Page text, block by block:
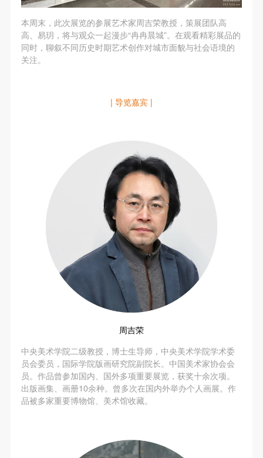
本周末，此次展览的参展艺术家周吉荣教授，策展团队高
高、易玥，将与观众一起漫步“冉冉晨城”。在观看精彩展品的
同时，聊叙不同历史时期艺术创作对城市面貌与社会语境的
关注。
| 导览嘉宾 |
周吉荣
中央美术学院二级教授，博士生导师，中央美术学院学术委
员会委员，国际学院版画研究院副院长。中国美术家协会会
员。作品曾参加国内、国外多项重要展览，获奖十余次项。
出版画集、画册10余种。曾多次在国内外举办个人画展。作
品被多家重要博物馆、美术馆收藏。
方）的权利义务关系，经双方友好协商，甲乙双方就
带有甲方肖像的作品的使用达成如下一致协议：
一、 一般约定
（1）、甲方为本协议中的肖像权人，自愿将自己的
（2）、乙方中央美术学院美术馆是一所具有标志
院美术馆与时代同行，努力塑造一个开放、自由、学
术的空间氛围，竭诚与各单位、企业、机构、艺术家
和观众进行良好互动。以学院的学术研究为基础，积
极策划国际、国内多视角、多领域的展览、论坛及公
共教育活动，为美院师生、中外艺术家以及社会公众
提供一个交流、学习、展示的平台。作为一家公益性
单位，其开展的公共教育活动以学术性和公益性为
（3）、乙方为甲方拍摄中央美术学院公共教育部所
有公教活动。
二、拍摄内容、使用形式、使用地域范围
容包括：①中央美术学院美术馆②中央美术学院校园
内○3由中央美术学院公共教育部策划或执行的一切活
动。
（2）、使用形式 用于中央美术学院图书出版、销售
附带光盘及宣传资料。
适用地域范围包括国内和国外。
使用肖像的媒介限于不损害甲方肖像权的任何媒介
方）的权利义务关系，经双方友好协商，甲乙双方就
带有甲方肖像的作品的使用达成如下一致协议：
一、 一般约定
（1）、甲方为本协议中的肖像权人，自愿将自己的
（2）、乙方中央美术学院美术馆是一所具有标志
院美术馆与时代同行，努力塑造一个开放、自由、学
术的空间氛围，竭诚与各单位、企业、机构、艺术家
和观众进行良好互动。以学院的学术研究为基础，积
极策划国际、国内多视角、多领域的展览、论坛及公
共教育活动，为美院师生、中外艺术家以及社会公众
提供一个交流、学习、展示的平台。作为一家公益性
单位，其开展的公共教育活动以学术性和公益性为
（3）、乙方为甲方拍摄中央美术学院公共教育部所
有公教活动。
二、拍摄内容、使用形式、使用地域范围
容包括：①中央美术学院美术馆②中央美术学院校园
内○3由中央美术学院公共教育部策划或执行的一切活
动。
（2）、使用形式 用于中央美术学院图书出版、销售
附带光盘及宣传资料。
适用地域范围包括国内和国外。
使用肖像的媒介限于不损害甲方肖像权的任何媒介
方）的权利义务关系，经双方友好协商，甲乙双方就
带有甲方肖像的作品的使用达成如下一致协议：
一、 一般约定
（1）、甲方为本协议中的肖像权人，自愿将自己的
（2）、乙方中央美术学院美术馆是一所具有标志
院美术馆与时代同行，努力塑造一个开放、自由、学
术的空间氛围，竭诚与各单位、企业、机构、艺术家
和观众进行良好互动。以学院的学术研究为基础，积
极策划国际、国内多视角、多领域的展览、论坛及公
共教育活动，为美院师生、中外艺术家以及社会公众
提供一个交流、学习、展示的平台。作为一家公益性
单位，其开展的公共教育活动以学术性和公益性为
（3）、乙方为甲方拍摄中央美术学院公共教育部所
有公教活动。
二、拍摄内容、使用形式、使用地域范围
容包括：①中央美术学院美术馆②中央美术学院校园
内○3由中央美术学院公共教育部策划或执行的一切活
动。
（2）、使用形式 用于中央美术学院图书出版、销售
附带光盘及宣传资料。
适用地域范围包括国内和国外。
使用肖像的媒介限于不损害甲方肖像权的任何媒介